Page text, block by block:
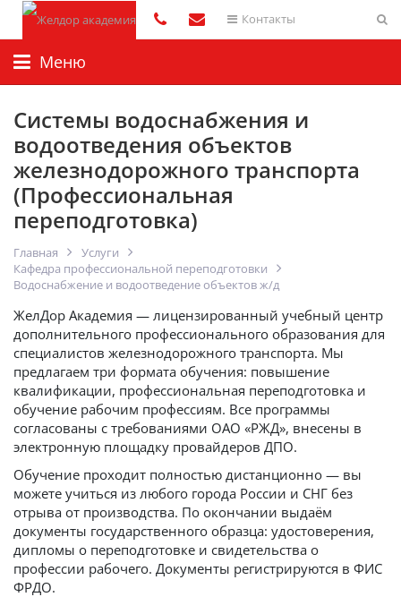
Контакты
Меню
Системы водоснабжения и
водоотведения объектов
железнодорожного транспорта
(Профессиональная
переподготовка)
Главная
Услуги
Кафедра профессиональной переподготовки
Водоснабжение и водоотведение объектов ж/д
ЖелДор Академия — лицензированный учебный центр
дополнительного профессионального образования для
специалистов железнодорожного транспорта. Мы
предлагаем три формата обучения: повышение
квалификации, профессиональная переподготовка и
обучение рабочим профессиям. Все программы
согласованы с требованиями ОАО «РЖД», внесены в
электронную площадку провайдеров ДПО.
Обучение проходит полностью дистанционно — вы
можете учиться из любого города России и СНГ без
отрыва от производства. По окончании выдаём
документы государственного образца: удостоверения,
дипломы о переподготовке и свидетельства о
профессии рабочего. Документы регистрируются в ФИС
ФРДО.